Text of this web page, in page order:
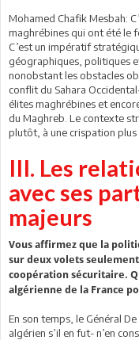
Mohamed Chafik Mesbah:
maghrébines qui ont été le
C’est un impératif
géographiques, politiques
nonobstant les obstacles
conflit du Sahara
élites maghrébines et
du Maghreb. Le contexte
plutôt, à une crispation
III. Les
avec ses
majeurs
Vous affirmez que la
sur deux volets
coopération sécuritaire.
algérienne de la France
En son temps, le Général
algérien s’il en fut- n’en